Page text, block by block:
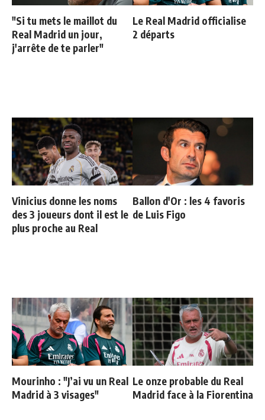
"Si tu mets le maillot du
Real Madrid un jour,
j'arrête de te parler"
Le Real Madrid officialise
2 départs
Vinicius donne les noms
des 3 joueurs dont il est le
plus proche au Real
Ballon d'Or : les 4 favoris
de Luis Figo
Mourinho : "J’ai vu un Real
Madrid à 3 visages"
Le onze probable du Real
Madrid face à la Fiorentina